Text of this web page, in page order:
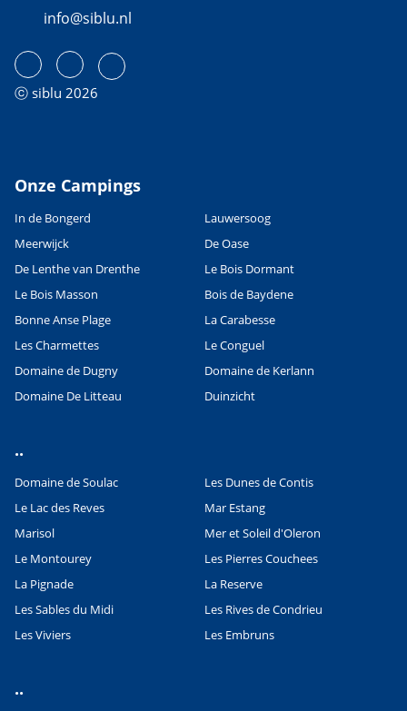
info@siblu.nl
ⓒ siblu 2026
Onze Campings
In de Bongerd
Lauwersoog
Meerwijck
De Oase
De Lenthe van Drenthe
Le Bois Dormant
Le Bois Masson
Bois de Baydene
Bonne Anse Plage
La Carabesse
Les Charmettes
Le Conguel
Domaine de Dugny
Domaine de Kerlann
Domaine De Litteau
Duinzicht
..
Domaine de Soulac
Les Dunes de Contis
Le Lac des Reves
Mar Estang
Marisol
Mer et Soleil d'Oleron
Le Montourey
Les Pierres Couchees
La Pignade
La Reserve
Les Sables du Midi
Les Rives de Condrieu
Les Viviers
Les Embruns
..